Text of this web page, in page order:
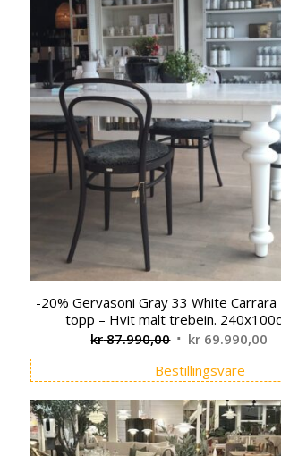
-20% Gervasoni Gray 33 White Carrara
topp – Hvit malt trebein.
kr87.990,00 Opprinnelig
pris
var:
kr 87.990,00.
kr 69.990,00
Bestillingsvare